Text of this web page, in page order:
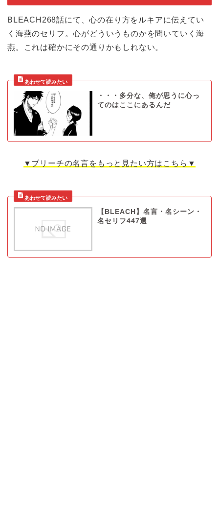
BLEACH268話にて、心の在り方をルキアに伝えてい
く海燕のセリフ。心がどういうものかを問いていく海
燕。これは確かにその通りかもしれない。
・・・多分な、俺が思うに心っ
てのはここにあるんだ
▼ブリーチの名言をもっと見たい方はこちら▼
【BLEACH】名言・名シーン・
名セリフ447選